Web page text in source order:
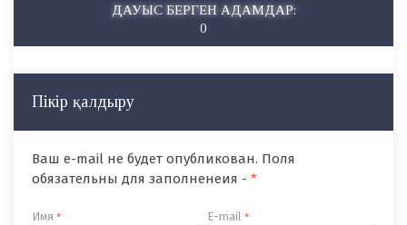
ДАУЫС БЕРГЕН АДАМДАР:
0
Пікір қалдыру
Ваш e-mail не будет опубликован. Поля
обязательны для заполненеия - *
Имя * E-mail*